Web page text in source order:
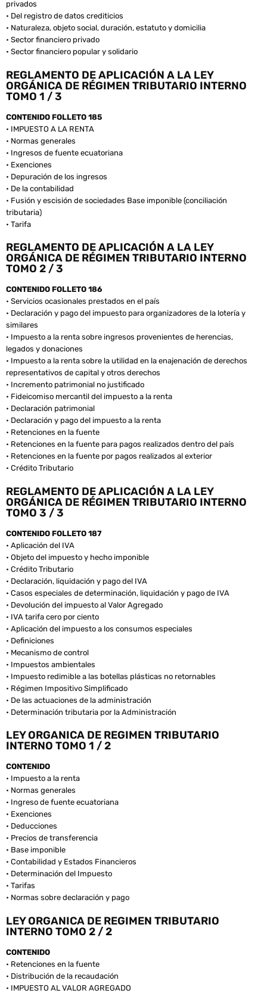
privados
• Del registro de datos crediticios
• Naturaleza, objeto social, duración, estatuto y domicilia
• Sector financiero privado
• Sector financiero popular y solidario
REGLAMENTO DE APLICACIÓN A LA LEY
ORGÁNICA DE RÉGIMEN TRIBUTARIO INTERNO
TOMO 1 / 3
CONTENIDO FOLLETO 185
• IMPUESTO A LA RENTA
• Normas generales
• Ingresos de fuente ecuatoriana
• Exenciones
• Depuración de los ingresos
• De la contabilidad
• Fusión y escisión de sociedades Base imponible (conciliación
tributaria)
• Tarifa
REGLAMENTO DE APLICACIÓN A LA LEY
ORGÁNICA DE RÉGIMEN TRIBUTARIO INTERNO
TOMO 2 / 3
CONTENIDO FOLLETO 186
• Servicios ocasionales prestados en el país
• Declaración y pago del impuesto para organizadores de la lotería y
similares
• Impuesto a la renta sobre ingresos provenientes de herencias,
legados y donaciones
• Impuesto a la renta sobre la utilidad en la enajenación de derechos
representativos de capital y otros derechos
• Incremento patrimonial no justificado
• Fideicomiso mercantil del impuesto a la renta
• Declaración patrimonial
• Declaración y pago del impuesto a la renta
• Retenciones en la fuente
• Retenciones en la fuente para pagos realizados dentro del país
• Retenciones en la fuente por pagos realizados al exterior
• Crédito Tributario
REGLAMENTO DE APLICACIÓN A LA LEY
ORGÁNICA DE RÉGIMEN TRIBUTARIO INTERNO
TOMO 3 / 3
CONTENIDO FOLLETO 187
• Aplicación del IVA
• Objeto del impuesto y hecho imponible
• Crédito Tributario
• Declaración, liquidación y pago del IVA
• Casos especiales de determinación, liquidación y pago de IVA
• Devolución del impuesto al Valor Agregado
• IVA tarifa cero por ciento
• Aplicación del impuesto a los consumos especiales
• Definiciones
• Mecanismo de control
• Impuestos ambientales
• Impuesto redimible a las botellas plásticas no retornables
• Régimen Impositivo Simplificado
• De las actuaciones de la administración
• Determinación tributaria por la Administración
LEY ORGANICA DE REGIMEN TRIBUTARIO
INTERNO TOMO 1 / 2
CONTENIDO
• Impuesto a la renta
• Normas generales
• Ingreso de fuente ecuatoriana
• Exenciones
• Deducciones
• Precios de transferencia
• Base imponible
• Contabilidad y Estados Financieros
• Determinación del Impuesto
• Tarifas
• Normas sobre declaración y pago
LEY ORGANICA DE REGIMEN TRIBUTARIO
INTERNO TOMO 2 / 2
CONTENIDO
• Retenciones en la fuente
• Distribución de la recaudación
• IMPUESTO AL VALOR AGREGADO